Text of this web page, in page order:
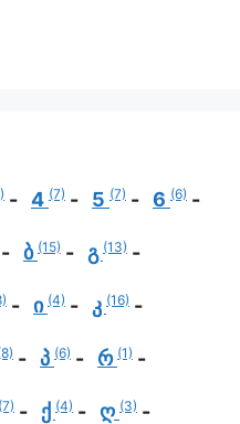
4 (7) 5 (7) 6 (6)
ბ (15) გ (13)
ი (4) კ (16)
პ (6) რ (1)
(7) ქ (4) ღ (3)